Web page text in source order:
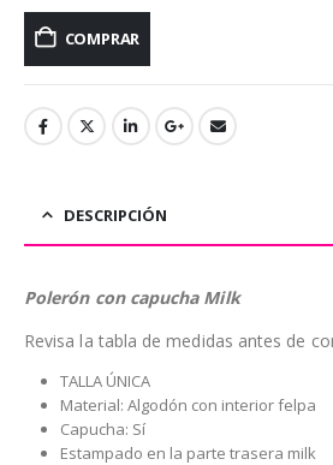
COMPRAR
DESCRIPCIÓN
Polerón con capucha Milk
Revisa la tabla de medidas antes de
TALLA ÚNICA
Material: Algodón con interior felpa
Capucha: Sí
Estampado en la parte trasera milk